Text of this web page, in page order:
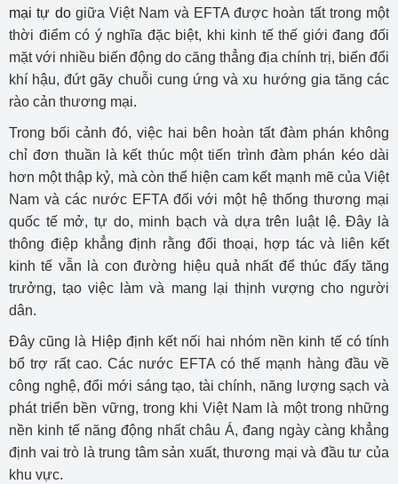
mại tự dogiữa Việt Nam và EFTA được hoàn tất trong một
thời điểm có ý nghĩa đặc biệt, khi kinh tế thế giới đang đối
mặt với nhiều biến động do căng thẳng địa chính trị, biến đổi
khí hậu, đứt gãy chuỗi cung ứng và xu hướng gia tăng các
rào cản thương mại.
Trong bối cảnh đó, việc hai bên hoàn tất đàm phán không
chỉ đơn thuần là kết thúc một tiến trình đàm phán kéo dài
hơn một thập kỷ, mà còn thể hiện cam kết mạnh mẽ của Việt
Nam và các nước EFTA đối với một hệ thống thương mại
quốc tế mở, tự do, minh bạch và dựa trên luật lệ. Đây là
thông điệp khẳng định rằng đối thoại, hợp tác và liên kết
kinh tế vẫn là con đường hiệu quả nhất để thúc đẩy tăng
trưởng, tạo việc làm và mang lại thịnh vượng cho người
dân.
Đây cũng là Hiệp định kết nối hai nhóm nền kinh tế có tính
bổ trợ rất cao. Các nước EFTA có thế mạnh hàng đầu về
công nghệ, đổi mới sáng tạo, tài chính, năng lượng sạch và
phát triển bền vững, trong khi Việt Nam là một trong những
nền kinh tế năng động nhất châu Á, đang ngày càng khẳng
định vai trò là trung tâm sản xuất, thương mại và đầu tư của
khu vực.